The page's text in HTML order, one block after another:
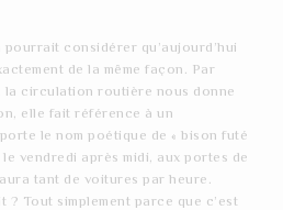
considérer qu’aujourd’hui
de la même façon. Par
la circulation routière nous donne
elle fait référence à un
le nom poétique de « bison futé
vendredi après midi, aux portes de
tant de voitures par heure.
? Tout simplement parce que c’est